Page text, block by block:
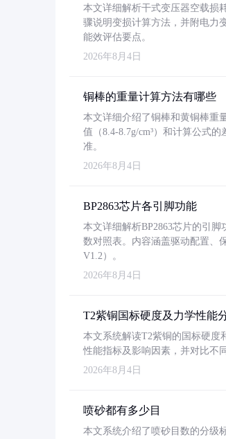
本文详细解析干式变压器空载损
骤说明变损计算方法，并附电力
能效评估要点。
2026年8月4日
铜棒的重量计算方法有哪些
本文详细介绍了铜棒和黄铜棒重
值（8.4-8.7g/cm³）和计算公式
准。
2026年8月4日
BP2863芯片各引脚功能
本文详细解析BP2863芯片的引
数对照表。内容涵盖驱动配置、
V1.2）。
2026年8月4日
T2紫铜国标硬度及力学性能
本文系统解读T2紫铜的国标硬度
性能指标及影响因素，并对比不
2026年8月4日
喷砂都有多少目
本文系统介绍了喷砂目数的分级